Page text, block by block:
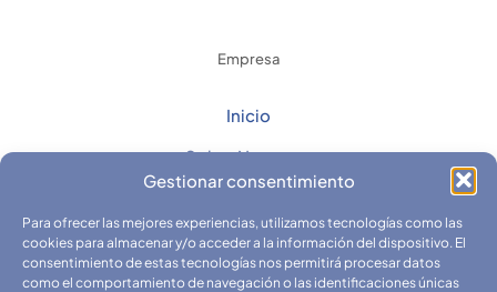
Gestionar consentimiento
Para ofrecer las mejores experiencias, utilizamos tecnologías como las
cookies para almacenar y/o acceder a la información del dispositivo. El
consentimiento de estas tecnologías nos permitirá procesar datos
como el comportamiento de navegación o las identificaciones únicas
Empresa
Inicio
Sobre Nosotros
Catálogos
Fichas Técnicas y Seguridad